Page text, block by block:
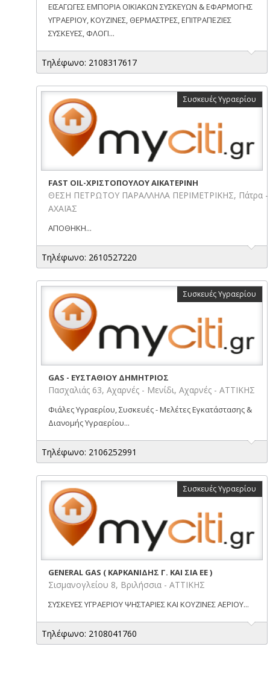
ΕΙΣΑΓΩΓΕΣ ΕΜΠΟΡΙΑ ΟΙΚΙΑΚΩΝ ΣΥΣΚΕΥΩΝ & ΕΦΑΡΜΟΓΗΣ
ΥΓΡΑΕΡΙΟΥ, ΚΟΥΖΙΝΕΣ, ΘΕΡΜΑΣΤΡΕΣ, ΕΠΙΤΡΑΠΕΖΙΕΣ
ΣΥΣΚΕΥΕΣ, ΦΛΟΓΙ...
Τηλέφωνο: 2108317617
Συσκευές Υγραερίου
FAST OIL-ΧΡΙΣΤΟΠΟΥΛΟΥ ΑΙΚΑΤΕΡΙΝΗ
ΘΕΣΗ ΠΕΤΡΩΤΟΥ ΠΑΡΑΛΛΗΛΑ ΠΕΡΙΜΕΤΡΙΚΗΣ, Πάτρα -
ΑΧΑΪΑΣ
ΑΠΟΘΗΚΗ...
Τηλέφωνο: 2610527220
Συσκευές Υγραερίου
GAS - ΕΥΣΤΑΘΙΟΥ ΔΗΜΗΤΡΙΟΣ
Πασχαλιάς 63, Αχαρνές - Μενίδι, Αχαρνές - ΑΤΤΙΚΗΣ
Φιάλες Υγραερίου, Συσκευές - Μελέτες Εγκατάστασης &
Διανομής Υγραερίου...
Τηλέφωνο: 2106252991
Συσκευές Υγραερίου
GENERAL GAS ( ΚΑΡΚΑΝΙΔΗΣ Γ. ΚΑΙ ΣΙΑ ΕΕ )
Σισμανογλείου 8, Βριλήσσια - ΑΤΤΙΚΗΣ
ΣΥΣΚΕΥΕΣ ΥΓΡΑΕΡΙΟΥ ΨΗΣΤΑΡΙΕΣ ΚΑΙ ΚΟΥΖΙΝΕΣ ΑΕΡΙΟΥ...
Τηλέφωνο: 2108041760